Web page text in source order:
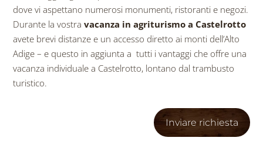
dove vi aspettano numerosi monumenti, ristoranti e negozi.
Durante la vostravacanza in agriturismo aCastelrotto
avete brevi distanze e un accesso diretto ai monti dell’Alto
Adige – e questo in aggiunta a tutti i vantaggi che offre una
vacanza individuale a Castelrotto, lontano dal trambusto
turistico.
Inviare richiesta